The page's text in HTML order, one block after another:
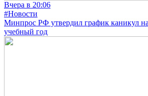
Вчера в 20:06
#Новости
Минпрос РФ утвердил график каникул
учебный год